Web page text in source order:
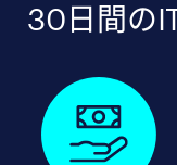
30日間の